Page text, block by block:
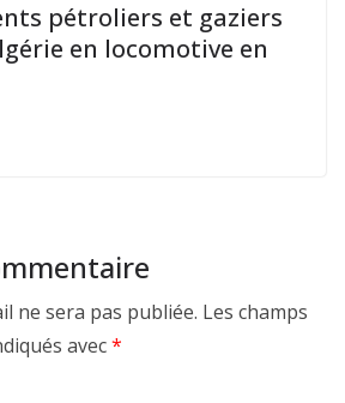
pétroliers et gaziers
en locomotive en
ne sera pas publiée. Les champs
avec*